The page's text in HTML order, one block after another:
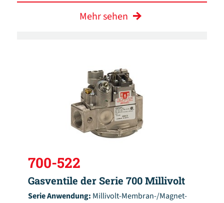
Mehr sehen
700-522
Gasventile der Serie 700 Millivolt
Serie Anwendung: Millivolt-Membran-/Magnet-